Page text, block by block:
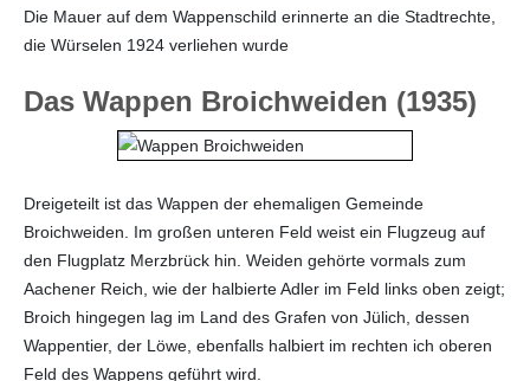
Die Mauer auf dem Wappenschild erinnerte an die Stadtrechte,
die Würselen 1924 verliehen wurde
Das Wappen Broichweiden (1935)
Dreigeteilt ist das Wappen der ehemaligen Gemeinde
Broichweiden. Im großen unteren Feld weist ein Flugzeug auf
den Flugplatz Merzbrück hin. Weiden gehörte vormals zum
Aachener Reich, wie der halbierte Adler im Feld links oben zeigt;
Broich hingegen lag im Land des Grafen von Jülich, dessen
Wappentier, der Löwe, ebenfalls halbiert im rechten ich oberen
Feld des Wappens geführt wird.